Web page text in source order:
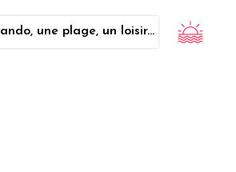
une plage, un loisir...